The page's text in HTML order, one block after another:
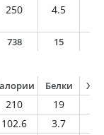
250 4.5
738 15
Белки
210 19
102.6 3.7